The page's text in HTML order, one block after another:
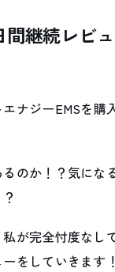
継続レビ
ナジーEMSを購
のか！？気にな
が完全忖度なし
をしていきます！